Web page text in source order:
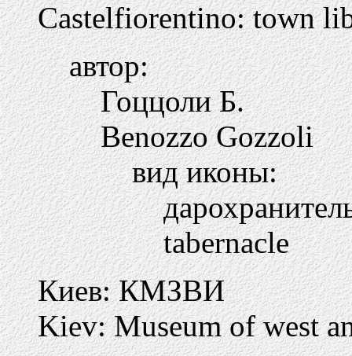
Castelfiorentino: town
автор:
Гоццоли Б.
Benozzo Gozzoli
вид иконы:
tabernacle
Киев: КМЗВИ
Kiev: Museum of west